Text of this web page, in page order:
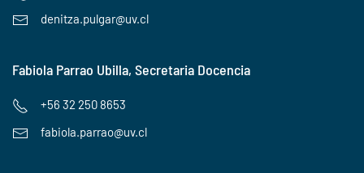
denitza.pulgar@uv.cl
Fabiola Parrao Ubilla, Secretaria Docencia
+56 32 250 8653
fabiola.parrao@uv.cl